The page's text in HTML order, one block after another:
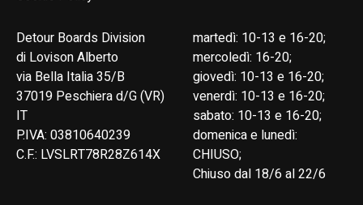
Detour Boards Division
di Lovison Alberto
via Bella Italia 35/B
37019 Peschiera d/G (VR)
IT
P.IVA: 03810640239
C.F.: LVSLRT78R28Z614X
martedì: 10-13 e 16-20;
mercoledì: 16-20;
giovedì: 10-13 e 16-20;
venerdì: 10-13 e 16-20;
sabato: 10-13 e 16-20;
domenica e lunedì:
CHIUSO;
Chiuso dal 18/6 al 22/6
English